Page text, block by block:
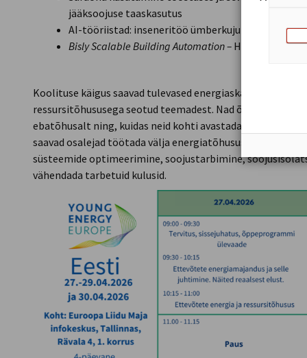
jääksoojuse taaskasutus
AI-tööriistad: inseneritöö ümberkujundamine ja
Bisly Scalable Building Automation – Hoonete
Koolituse käigus saavad tulevased energiaskaudid
ressursitõhususega seotud teemadest. Nad õpivad, kus
ebatõhusalt ning, kuidas neid kohti avastada ja mõõta,
saavad osalejad töötada välja energiatõhususe projekte
süsteemide optimeerimine, soojustarbimine,
vähendada tarbetuid kulusid.